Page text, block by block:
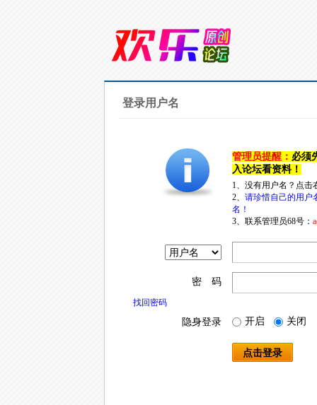
登录用户名
管理员提醒： 必须
入论坛看资料！
1、没有用户名？点
2、 请珍惜自己的用户
名！
3、联系管理员68号：
密 码
找回密码
隐身登录 开启 关闭
点击登录